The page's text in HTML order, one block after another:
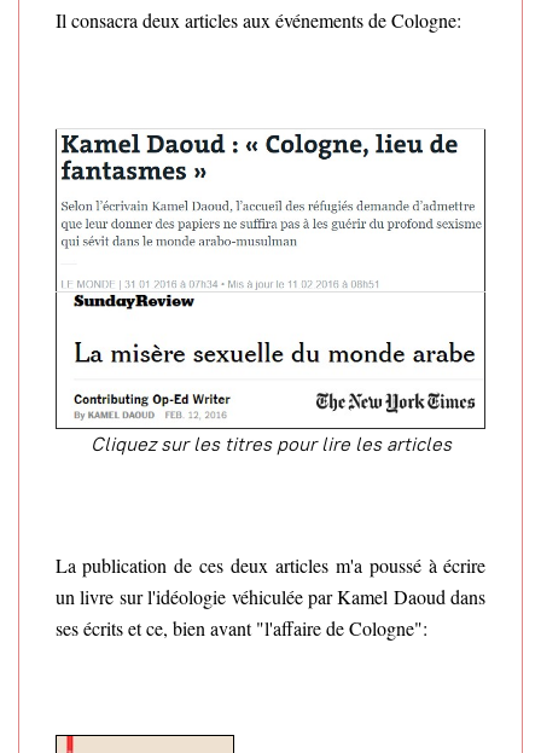
Il consacra deux articles aux événements de Cologne:
Cliquez sur les titres pour lire les articles
La publication de ces deux articles m'a poussé à écrire
un livre sur l'idéologie véhiculée par Kamel Daoud dans
ses écrits et ce, bien avant "l'affaire de Cologne":